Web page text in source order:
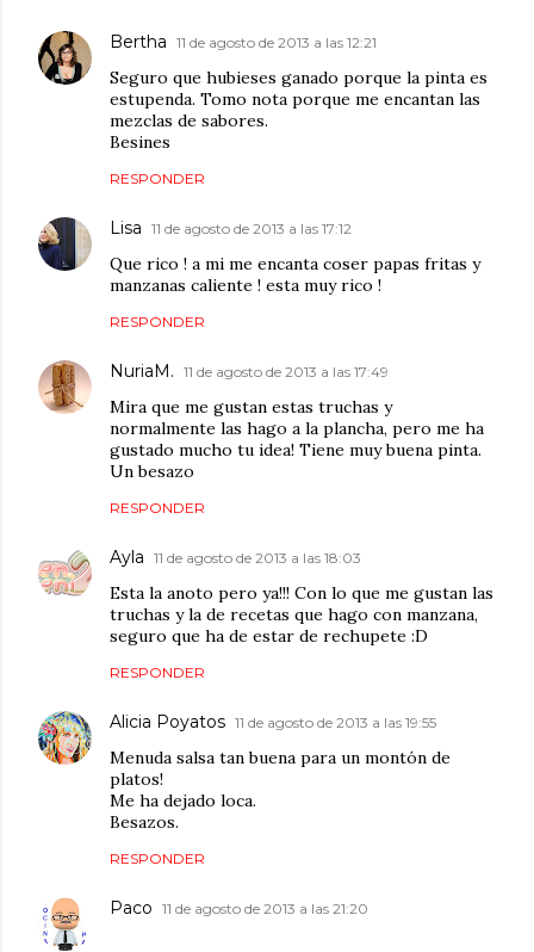
Bertha 11 de agosto de 2013 a las 12:21
Seguro que hubieses ganado porque la pinta es
estupenda. Tomo nota porque me encantan las
mezclas de sabores.
Besines
RESPONDER
Lisa 11 de agosto de 2013 a las 17:12
Que rico ! a mi me encanta coser papas fritas y
manzanas caliente ! esta muy rico !
RESPONDER
NuriaM. 11 de agosto de 2013 a las 17:49
Mira que me gustan estas truchas y
normalmente las hago a la plancha, pero me ha
gustado mucho tu idea! Tiene muy buena pinta.
Un besazo
RESPONDER
Ayla 11 de agosto de 2013 a las 18:03
Esta la anoto pero ya!!! Con lo que me gustan las
truchas y la de recetas que hago con manzana,
seguro que ha de estar de rechupete :D
RESPONDER
Alicia Poyatos 11 de agosto de 2013 a las 19:55
Menuda salsa tan buena para un montón de
platos!
Me ha dejado loca.
Besazos.
RESPONDER
Paco 11 de agosto de 2013 a las 21:20